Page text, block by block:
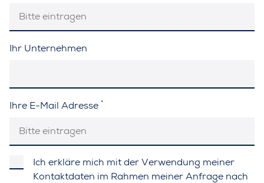
Ihr Unternehmen
Ihre E-Mail Adresse *
Ich erkläre mich mit der Verwendung meiner
Kontaktdaten im Rahmen meiner Anfrage nach